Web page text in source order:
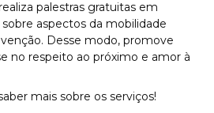
palestras gratuitas em
aspectos da mobilidade
Desse modo, promove
no respeito ao próximo e amor à
mais sobre os serviços!